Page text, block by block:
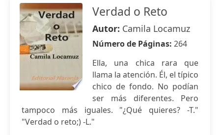
Verdad o Reto
Autor: Camila Locamuz
Número de Páginas: 264
Ella, una chica rara que
llama la atención. Él, el típico
chico de fondo. No podían
ser más diferentes. Pero
tampoco más iguales. "¿Qué quieres? -T."
"Verdad o reto;) -L."